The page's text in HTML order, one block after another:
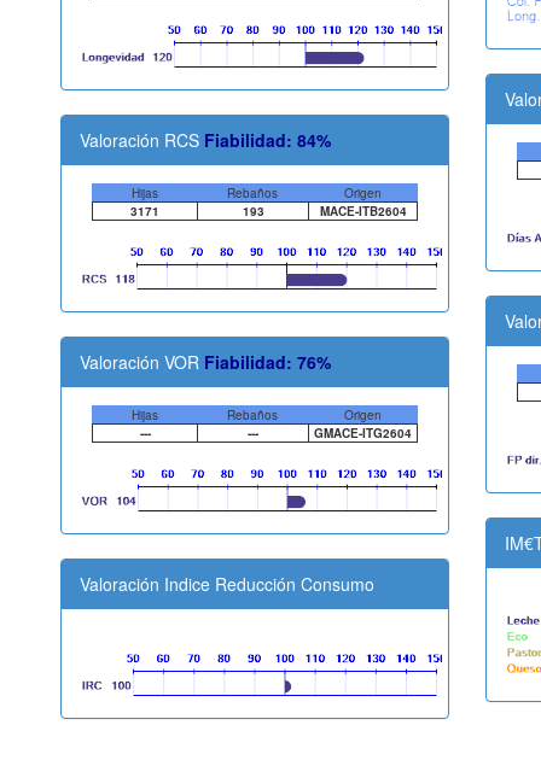
Valoración RCS Fiabilidad: 84%
Hijas Rebaños
Origen
3171
193 MACE-ITB2604
Valoración VOR Fiabilidad: 76%
Hijas Rebaños
Origen
---
--- GMACE-ITG2604
Valoración Indice Reducción Consumo